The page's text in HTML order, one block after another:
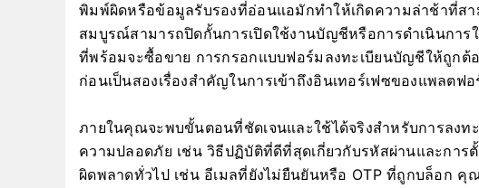
พิมพ์ผิดหรือข้อมูลรับรองที่อ่อนแอมักทำให้เกิดความล่าช้าที่ส
สมบูรณ์สามารถปิดกั้นการเปิดใช้งานบัญชีหรือการดำเนินการ
ที่พร้อมจะซื้อขาย การกรอกแบบฟอร์มลงทะเบียนบัญชีให้ถูกต้
ก่อนเป็นสองเรื่องสำคัญในการเข้าถึงอินเทอร์เฟซของแพลตฟ
ภายในคุณจะพบขั้นตอนที่ชัดเจนและใช้ได้จริงสำหรับการลงท
ความปลอดภัย เช่น วิธีปฏิบัติที่ดีที่สุดเกี่ยวกับรหัสผ่านและกา
ผิดพลาดทั่วไป เช่น อีเมลที่ยังไม่ยืนยันหรือ OTP ที่ถูกบล็อก คุ